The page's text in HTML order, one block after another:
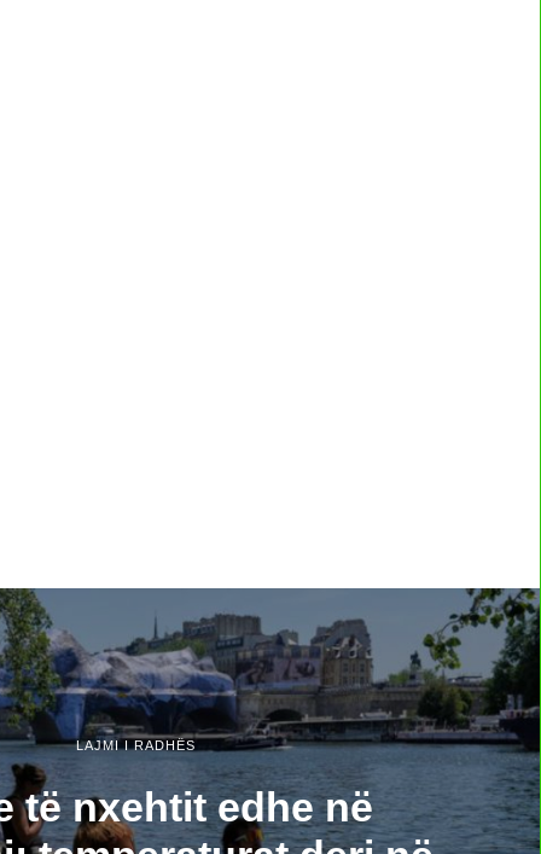
LAJMI I RADHËS
të nxehtit edhe në